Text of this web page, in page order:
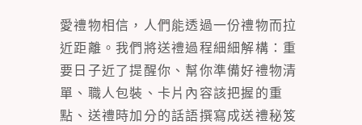
愛禮物相信，人們能透過一份禮物而拉
近距離。我們將送禮過程細細解構：重
要日子近了提醒你、幫你準備好禮物清
單、職人包裝、卡片內容該把握的重
點、送禮時加分的話語撰寫成送禮秘笈